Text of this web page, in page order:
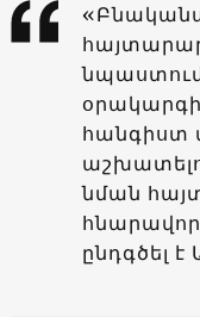
հանգիստ
նման
ընդգծել է